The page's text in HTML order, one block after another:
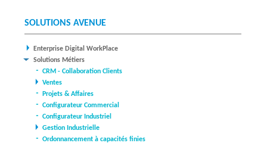
SOLUTIONS AVENUE
Enterprise Digital WorkPlace
Solutions Métiers
CRM - Collaboration Clients
Ventes
Projets & Affaires
Configurateur Commercial
Configurateur Industriel
Gestion Industrielle
Ordonnancement à capacités finies